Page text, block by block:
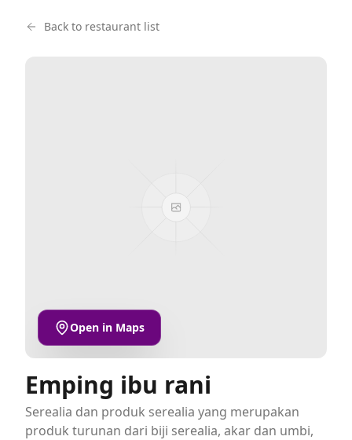
Back to restaurant list
Open in Maps
Emping ibu rani
Serealia dan produk serealia yang merupakan
produk turunan dari biji serealia, akar dan umbi,